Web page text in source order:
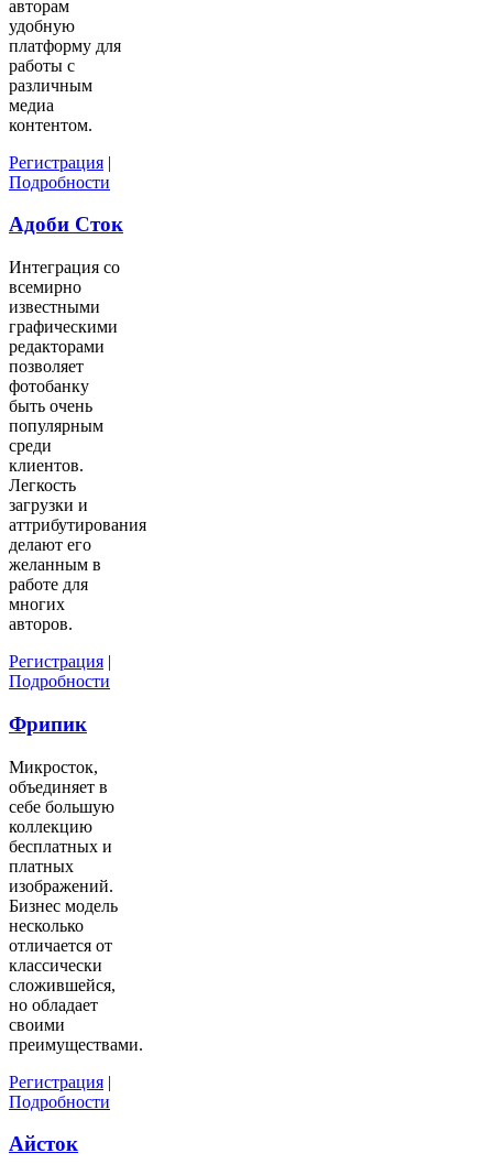
авторам
удобную
платформу для
работы с
различным
медиа
контентом.
Регистрация |
Подробности
Адоби Сток
Интеграция со
всемирно
известными
графическими
редакторами
позволяет
фотобанку
быть очень
популярным
среди
клиентов.
Легкость
загрузки и
аттрибутирования
делают его
желанным в
работе для
многих
авторов.
Регистрация |
Подробности
Фрипик
Микросток,
объединяет в
себе большую
коллекцию
бесплатных и
платных
изображений.
Бизнес модель
несколько
отличается от
классически
сложившейся,
но обладает
своими
преимуществами.
Регистрация |
Подробности
Айсток